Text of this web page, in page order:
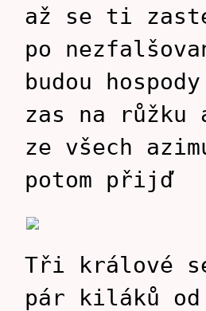
až se ti
po
budou hospody
zas na
ze všech
potom přijď
Tři králové
pár kiláků od